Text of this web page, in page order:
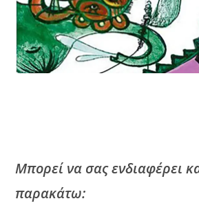
Μπορεί να σας ενδιαφέρει
παρακάτω: